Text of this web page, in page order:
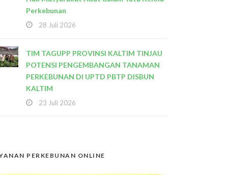
Perkebunan
28 Juli 2026
TIM TAGUPP PROVINSI KALTIM TINJAU
POTENSI PENGEMBANGAN TANAMAN
PERKEBUNAN DI UPTD PBTP DISBUN
KALTIM
23 Juli 2026
PERKEBUNAN ONLINE